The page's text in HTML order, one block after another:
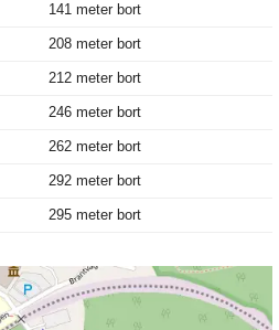
141 meter bort
208 meter bort
212 meter bort
246 meter bort
262 meter bort
292 meter bort
295 meter bort